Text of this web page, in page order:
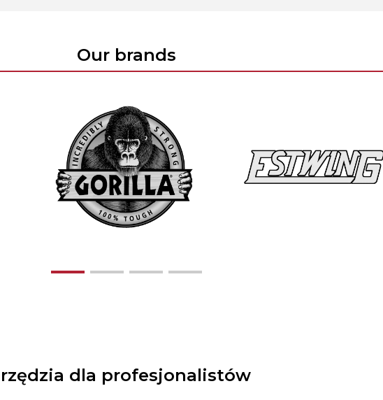
Our brands
dla profesjonalistów